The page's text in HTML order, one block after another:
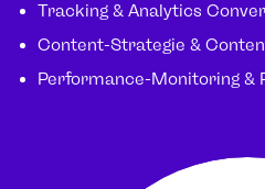
Tracking & Analytics
Content-Strategie &
Performance-Monitoring &